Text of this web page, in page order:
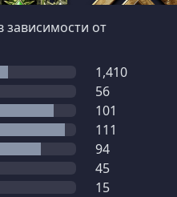
зависимости от
1,410
56
101
111
94
45
15